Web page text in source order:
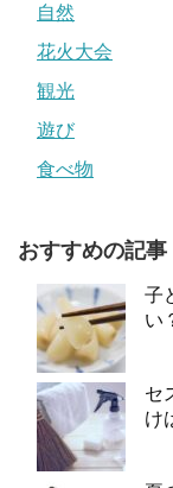
自然
花火大会
観光
遊び
食べ物
おすすめの記事
子
い
セ
け